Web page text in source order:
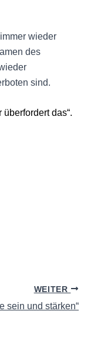
wieder
des
sind.
das“.
WEITER
sein und stärken“